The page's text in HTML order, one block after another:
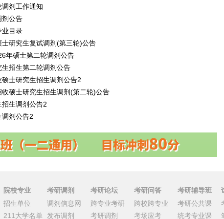
剂工作通知
剂公告
业目录
研究生复试调剂(第三轮)公告
年硕士第二轮调剂公告
招生第二轮调剂公告
士研究生招生调剂公告2
硕士研究生招生调剂(第二轮)公告
生调剂公告2
剂公告2
院校专业
招生单位
211大学名单
考研调剂
调剂信息网
发布调剂
考研论坛
跨专业考研
考研调剂
考研问答
跨校跨专业
考场应考
考研辅导班
考研公共课
统考专业课